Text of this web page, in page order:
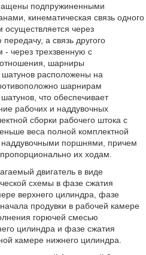
подпружиненными
кинематическая связь одного
через
а связь другого
через трехзвенную с
шарниры
расположены на
шарнирам
что обеспечивает
рабочих и наддувочных
сборки рабочего штока с
веса полной комплектной
наддувочными поршнями, причем
их ходам.
двигатель в виде
схемы в фазе сжатия
верхнего цилиндра, фазе
продувки в рабочей камере
горючей смесью
цилиндра и фазе сжатия
камере нижнего цилиндра.